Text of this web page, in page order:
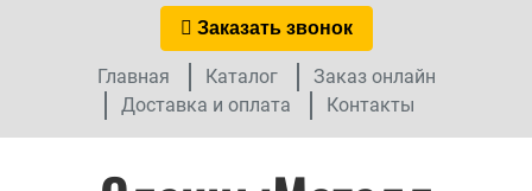
Заказать звонок
Главная Каталог
Заказ онлайн
Доставка и оплата
Контакты